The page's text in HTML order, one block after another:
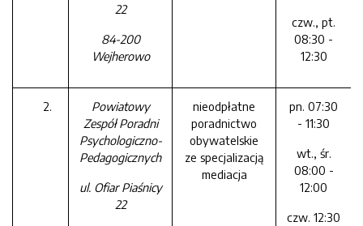
22
84-200
Wejherowo
czw., pt.
08:30 -
12:30
Powiatowy
Zespół Poradni
Psychologiczno-
Pedagogicznych
ul. Ofiar Piaśnicy
22
nieodpłatne
poradnictwo
obywatelskie
ze specjalizacją
mediacja
pn. 07:30
- 11:30
wt., śr.
08:00 -
12:00
czw. 12:30